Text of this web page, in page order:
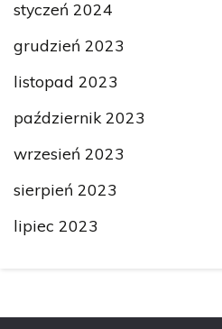
styczeń 2024
grudzień 2023
listopad 2023
październik 2023
wrzesień 2023
sierpień 2023
lipiec 2023